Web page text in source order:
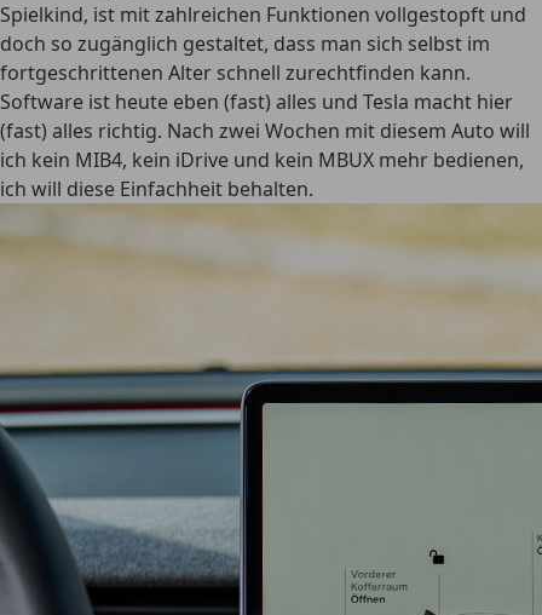
Spielkind, ist mit zahlreichen Funktionen vollgestopft und
doch so zugänglich gestaltet, dass man sich selbst im
fortgeschrittenen Alter schnell zurechtfinden kann.
Software ist heute eben (fast) alles und Tesla macht hier
(fast) alles richtig. Nach zwei Wochen mit diesem Auto will
ich kein MIB4, kein iDrive und kein MBUX mehr bedienen,
ich will diese Einfachheit behalten.